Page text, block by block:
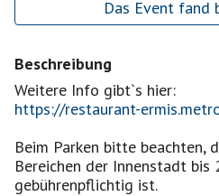
Das Event
Beschreibung
https://restaurant-
Beim Parken bitte beachten,
Bereichen der Innenstadt bis
gebührenpflichtig ist.